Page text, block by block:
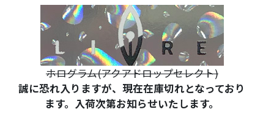
ホログラム(アクアドロップセレクト)
誠に恐れ入りますが、現在在庫切れとなっており
ます。入荷次第お知らせいたします。